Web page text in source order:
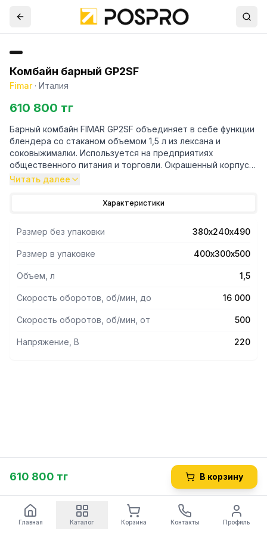
Комбайн барный GP2SF
Fimar· Италия
610 800 тг
Барный комбайн FIMAR GP2SF объединяет в себе функции
блендера со стаканом объемом 1,5 л из лексана и
соковыжималки. Используется на предприятиях
общественного питания и торговли. Окрашенный корпус
из легкого алюминиевого сплава – независимые
Читать далее
Характеристики
Размер без упаковки 380х240х490
Размер в упаковке 400х300х500
Объем, л 1,5
Скорость оборотов, об/мин, до 16 000
Скорость оборотов, об/мин, от 500
Напряжение, В 220
610 800 тг В корзину
Главная Каталог Корзина Контакты Профиль